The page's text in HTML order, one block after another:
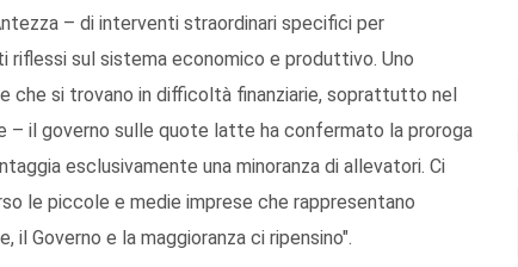
– di interventi straordinari specifici per
riflessi sul sistema economico e produttivo. Uno
che si trovano in difficoltà finanziarie, soprattutto nel
– il governo sulle quote latte ha confermato la proroga
esclusivamente una minoranza di allevatori. Ci
le piccole e medie imprese che rappresentano
Governo e la maggioranza ci ripensino".